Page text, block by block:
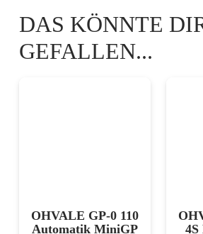
OHVALE GP-0 110
Automatik MiniGP
4S